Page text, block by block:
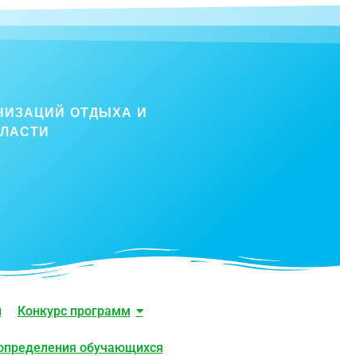
ОТДЫХА И
Конкурс программ
обучающихся